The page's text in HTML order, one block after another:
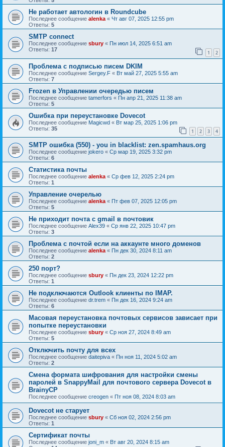
Не работает автологин в Roundcube
Последнее сообщение alenka « Чт авг 07, 2025 12:55 pm
Ответы: 5
SMTP connect
Последнее сообщение sbury « Пн июл 14, 2025 6:51 am
Ответы: 17 1 2
Проблема с подписью писем DKIM
Последнее сообщение Sergey.F « Вт май 27, 2025 5:55 am
Ответы: 7
Frozen в Управлении очередью писем
Последнее сообщение tamerfors « Пн апр 21, 2025 11:38 am
Ответы: 5
Ошибка при переустановке Dovecot
Последнее сообщение Magicwd « Вт мар 25, 2025 1:06 pm
Ответы: 35 1 2 3 4
SMTP ошибка (550) - you in blacklist: zen.spamhaus.org
Последнее сообщение jokero « Ср мар 19, 2025 3:32 pm
Ответы: 6
Статистика почты
Последнее сообщение alenka« Ср фев 12, 2025 2:24 pm
Ответы: 1
Управление очерелью
Последнее сообщение alenka« Пт фев 07, 2025 12:05 pm
Ответы: 5
Не приходит почта с gmail в почтовик
Последнее сообщение Alex39 « Ср янв 22, 2025 10:47 pm
Ответы: 3
Проблема с почтой если на аккаунте много доменов
Последнее сообщение alenka« Пн дек 30, 2024 8:11 am
Ответы: 2
250 порт?
Последнее сообщение sbury « Пн дек 23, 2024 12:22 pm
Ответы: 1
Не подключаются Outlook клиенты по IMAP.
Последнее сообщение dr.trem « Пн дек 16, 2024 9:24 am
Ответы: 6
Масовая переустановка почтовых сервисов зависает при
попытке переустановки
Последнее сообщение sbury « Ср ноя 27, 2024 8:49 am
Ответы: 5
Отключить почту для всех
Последнее сообщение daitepiva « Пн ноя 11, 2024 5:02 am
Ответы: 2
Смена формата шифрования для настройки смены
паролей в SnappyMail для почтового сервера Dovecot в
BrainyCP
Последнее сообщение creogen « Пт ноя 08, 2024 8:03 am
Dovecot не старует
Последнее сообщение sbury « Сб ноя 02, 2024 2:56 pm
Ответы: 1
Сертификат почты
Последнее сообщение joni_m « Вт авг 20, 2024 8:15 am